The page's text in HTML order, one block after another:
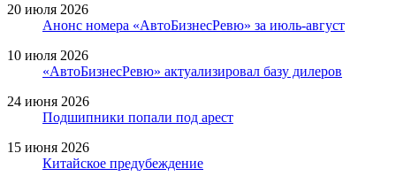
20 июля 2026
Анонс номера «АвтоБизнесРевю» за июль-август
10 июля 2026
«АвтоБизнесРевю» актуализировал базу дилеров
24 июня 2026
Подшипники попали под арест
15 июня 2026
Китайское предубеждение